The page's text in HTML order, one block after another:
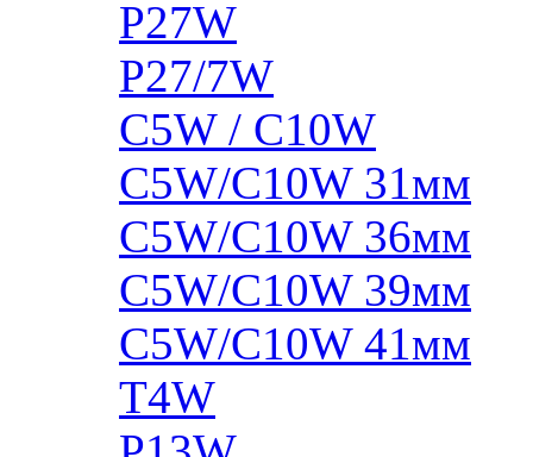
P27W
P27/7W
C5W / C10W
C5W/C10W 31мм
C5W/C10W 36мм
C5W/C10W 39мм
C5W/C10W 41мм
T4W